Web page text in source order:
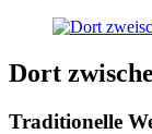
Dort
Traditionelle